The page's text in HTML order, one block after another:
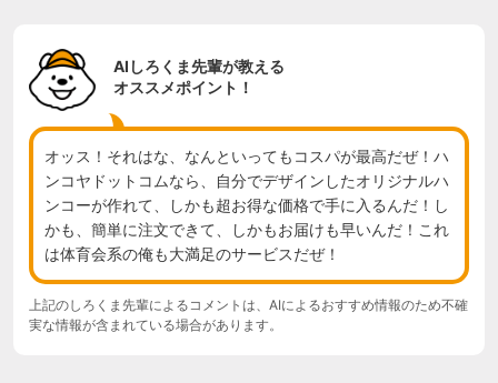
AIしろくま先輩が教える
オススメポイント！
オッス！それはな、なんといってもコスパが最高だぜ！ハ
ンコヤドットコムなら、自分でデザインしたオリジナルハ
ンコーが作れて、しかも超お得な価格で手に入るんだ！し
かも、簡単に注文できて、しかもお届けも早いんだ！これ
は体育会系の俺も大満足のサービスだぜ！
上記のしろくま先輩によるコメントは、AIによるおすすめ情報のため不確
実な情報が含まれている場合があります。